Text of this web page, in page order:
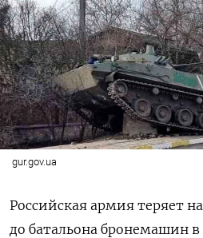
gur.gov.ua
Российская армия теряет
до батальона бронемашин